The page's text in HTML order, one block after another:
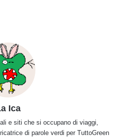
Ica
e siti che si occupano di viaggi,
di parole verdi per TuttoGreen